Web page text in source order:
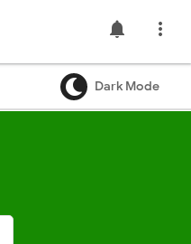

notifications
Dark Mode